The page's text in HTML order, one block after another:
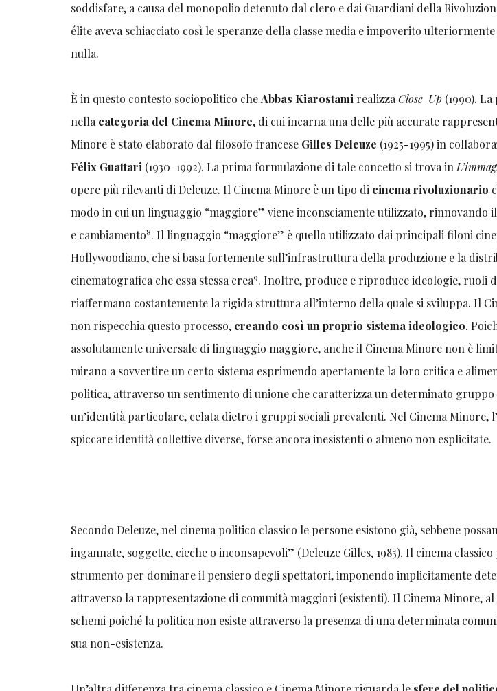
soddisfare, a causa del monopolio detenuto dal clero e dai Guardiani della
élite aveva schiacciato così le speranze della classe media e impoverito
nulla.
È in questo contesto sociopolitico cheAbbas Kiarostami realizzaClose-Up (1990).
nellacategoria del Cinema Minore, di cui incarna una delle più accurate
Minore è stato elaborato dal filosofo francese Gilles Deleuze (1925-1995) in
Félix Guattari (1930-1992). La prima formulazione di tale concetto si trova in
opere più rilevanti di Deleuze. Il Cinema Minore è un tipo di cinema rivoluzionario
modo in cui un linguaggio “maggiore” viene inconsciamente utilizzato, rinnovando
e cambiamento8. Il linguaggio “maggiore” è quello utilizzato dai principali filoni
Hollywoodiano, che si basa fortemente sull’infrastruttura della produzione e la
cinematografica che essa stessa crea9. Inoltre, produce e riproduce ideologie, ruoli
riaffermano costantemente la rigida struttura all’interno della quale si sviluppa. Il
non rispecchia questo processo, creando così un proprio sistema ideologico.
assolutamente universale di linguaggio maggiore, anche il Cinema Minore non è
mirano a sovvertire un certo sistema esprimendo apertamente la loro critica e
politica, attraverso un sentimento di unione che caratterizza un determinato
un’identità particolare, celata dietro i gruppi sociali prevalenti. Nel Cinema Minore,
spiccare identità collettive diverse, forse ancora inesistenti o almeno non esplicitate.
Secondo Deleuze, nel cinema politico classico le persone esistono già, sebbene
ingannate, soggette, cieche o inconsapevoli” (Deleuze Gilles, 1985). Il cinema
strumento per dominare il pensiero degli spettatori, imponendo implicitamente
attraverso la rappresentazione di comunità maggiori (esistenti). Il Cinema Minore,
schemi poiché la politica non esiste attraverso la presenza di una determinata
sua non-esistenza.